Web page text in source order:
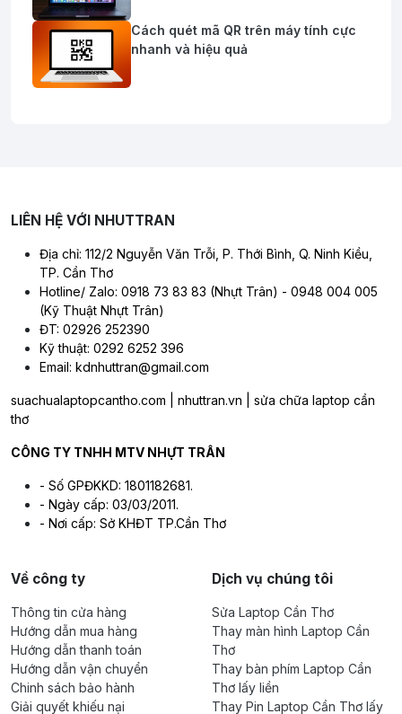
Cách quét mã QR trên máy tính cực
nhanh và hiệu quả
LIÊN HỆ VỚI NHUTTRAN
Địa chỉ: 112/2 Nguyễn Văn Trỗi, P. Thới Bình, Q. Ninh Kiều,
TP. Cần Thơ
Hotline/ Zalo: 0918 73 83 83 (Nhựt Trân) - 0948 004 005
(Kỹ Thuật Nhựt Trân)
ĐT: 02926 252390
Kỹ thuật: 0292 6252 396
Email: kdnhuttran@gmail.com
suachualaptopcantho.com | nhuttran.vn | sửa chữa laptop cần
thơ
CÔNG TY TNHH MTV NHỰT TRÂN
- Số GPĐKKD: 1801182681.
- Ngày cấp: 03/03/2011.
- Nơi cấp: Sở KHĐT TP.Cần Thơ
Về công ty
Thông tin cửa hàng
Hướng dẫn mua hàng
Hướng dẫn thanh toán
Hướng dẫn vận chuyển
Chinh sách bảo hành
Giải quyết khiếu nại
Dịch vụ chúng tôi
Sửa Laptop Cần Thơ
Thay màn hình Laptop Cần
Thơ
Thay bàn phím Laptop Cần
Thơ lấy liền
Thay Pin Laptop Cần Thơ lấy